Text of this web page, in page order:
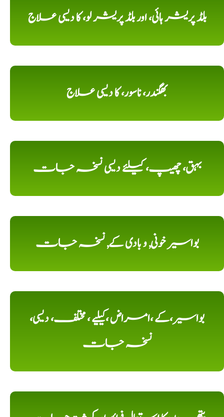
بلڈ پریشر ہائی، اور بلڈ پریشر لو، کا دیسی علاج
بھگندر، ناسور، کا دیسی علاج
بہق، چھیپ، کیلئے دیسی نسخہ جات
بواسیر خونی, و بادی کے, نسخہ جات
بواسیر،کے ،امراض ،کیلیے ، مختلف، دیسی،
نسخہ جات